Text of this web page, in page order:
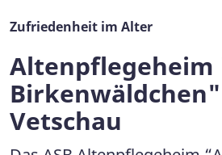
Zufriedenheit im Alter
Altenpflegeheim
Vetschau